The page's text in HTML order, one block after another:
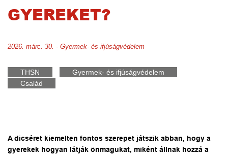
GYEREKET?
2026. márc. 30. - Gyermek- és ifjúságvédelem
THSN
Gyermek- és ifjúságvédelem
Család
A dicséret kiemelten fontos szerepet játszik abban, hogy a
gyerekek hogyan látják önmagukat, miként állnak hozzá a